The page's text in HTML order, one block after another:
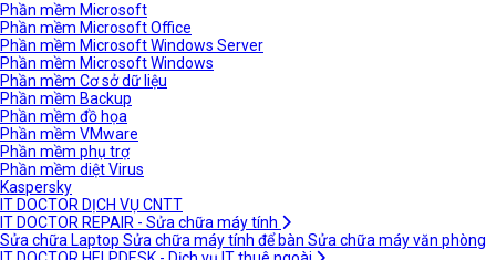
Phần mềm Microsoft
Phần mềm Microsoft Office
Phần mềm Microsoft Windows Server
Phần mềm Microsoft Windows
Phần mềm Cơ sở dữ liệu
Phần mềm Backup
Phần mềm đồ họa
Phần mềm VMware
Phần mềm phụ trợ
Phần mềm diệt Virus
Kaspersky
IT DOCTOR DỊCH VỤ CNTT
IT DOCTOR REPAIR - Sửa chữa máy tính
Sửa chữa Laptop Sửa chữa máy tính để bàn Sửa chữa máy văn phòng